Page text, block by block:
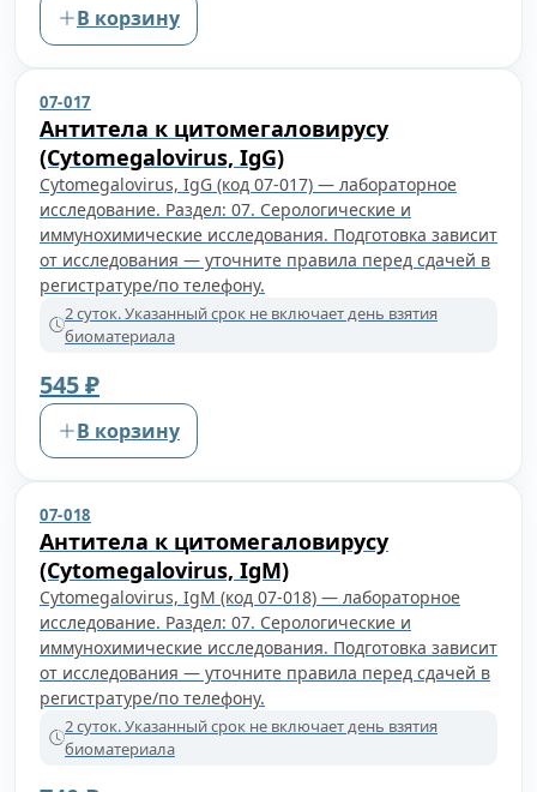
В корзину
07-017
Антитела к цитомегаловирусу
(Cytomegalovirus, IgG)
Cytomegalovirus, IgG (код 07-017) — лабораторное
исследование. Раздел: 07. Серологические и
иммунохимические исследования. Подготовка зависит
от исследования — уточните правила перед сдачей в
регистратуре/по телефону.
2 суток. Указанный срок не включает день взятия
биоматериала
545 ₽
В корзину
07-018
Антитела к цитомегаловирусу
(Cytomegalovirus, IgM)
Cytomegalovirus, IgM (код 07-018) — лабораторное
исследование. Раздел: 07. Серологические и
иммунохимические исследования. Подготовка зависит
от исследования — уточните правила перед сдачей в
регистратуре/по телефону.
2 суток. Указанный срок не включает день взятия
биоматериала